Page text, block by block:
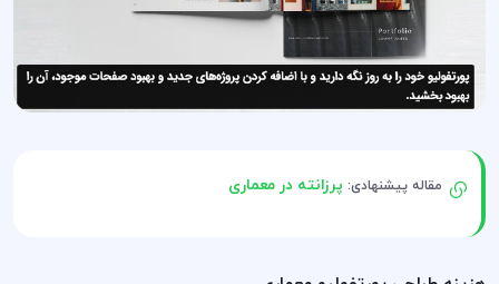
مقاله پیشنهادی: پرزانته در معماری